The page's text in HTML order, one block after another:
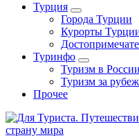
Турция
Города Турции
Курорты
Туринфо
Туризм в России
Туризм за
Прочее